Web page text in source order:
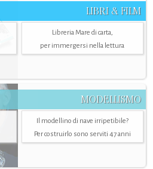
LIBRI & FILM
Libreria Mare di carta,
per immergersi nella lettura
MODELLISMO
Il modellino di nave irripetibile?
Per costruirlo sono serviti 47 anni